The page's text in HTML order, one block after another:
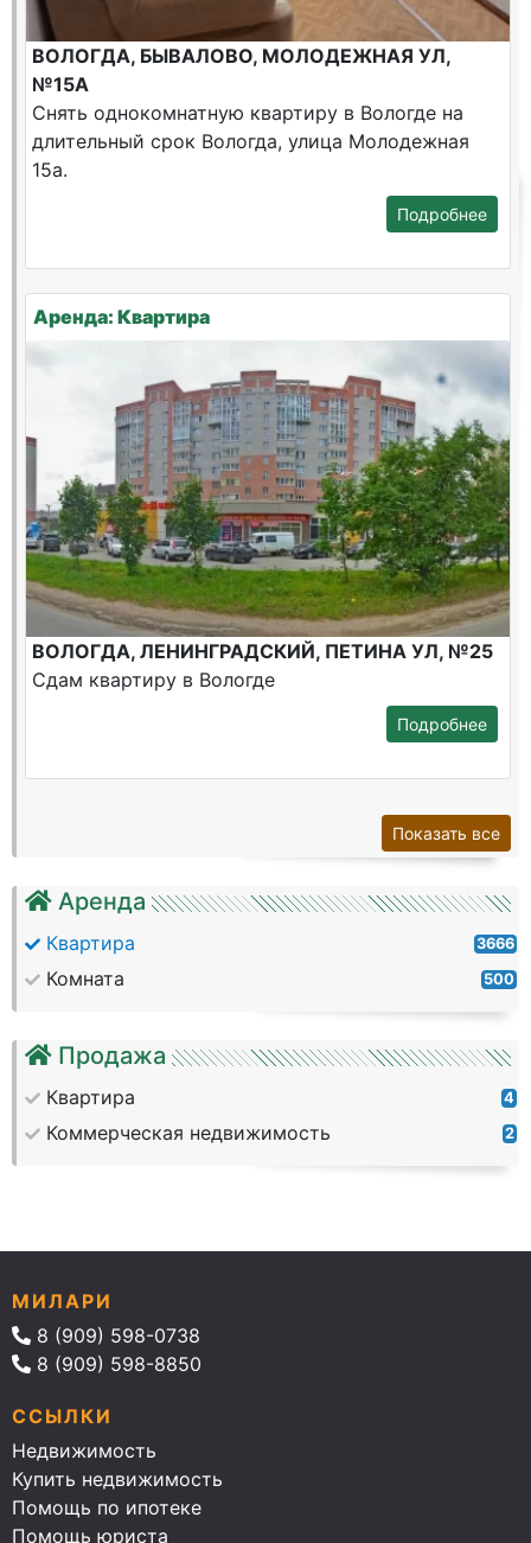
Аренда
Квартира 3666
Комната 500
Продажа
Квартира 4
Коммерческая недвижимость 2
ВОЛОГДА, БЫВАЛОВО, МОЛОДЕЖНАЯ УЛ,
№15А
Снять однокомнатную квартиру в Вологде на
длительный срок Вологда, улица Молодежная
15а.
Подробнее
Аренда: Квартира
ВОЛОГДА, ЛЕНИНГРАДСКИЙ, ПЕТИНА УЛ, №25
Сдам квартиру в Вологде
Подробнее
Показать все
МИЛАРИ
8 (909) 598-0738
8 (909) 598-8850
ССЫЛКИ
Недвижимость
Купить недвижимость
Помощь по ипотеке
Помощь юриста